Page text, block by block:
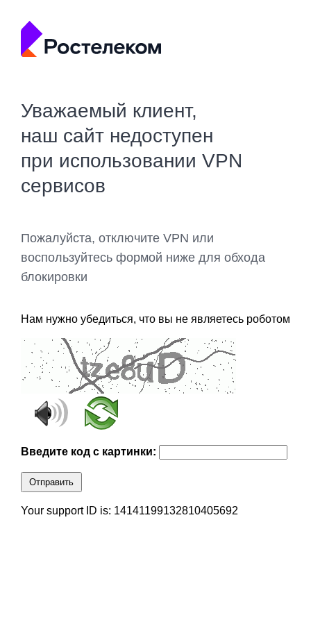
Уважаемый клиент,
наш сайт недоступен
при использовании VPN
сервисов
Пожалуйста, отключите VPN или
воспользуйтесь формой ниже для обхода
блокировки
Нам нужно убедиться, что вы не являетесь роботом
Введите код с картинки:
Отправить
Your support ID is: 14141199132810405692